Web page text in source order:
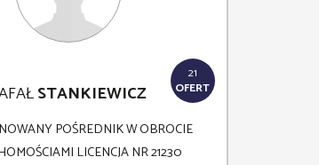
21
OFERT
STANKIEWICZ
POŚREDNIK W OBROCIE
LICENCJA NR 21230